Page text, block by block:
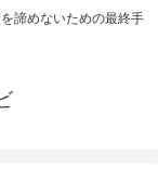
諦めないための最終手